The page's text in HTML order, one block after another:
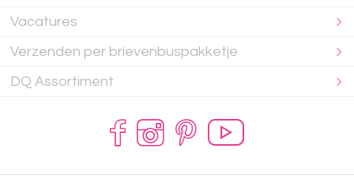
Vacatures
Verzenden per brievenbuspakketje
DQ Assortiment